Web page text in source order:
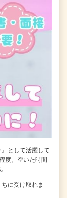
として活躍して
度。空いた時間
…
に受け取れま